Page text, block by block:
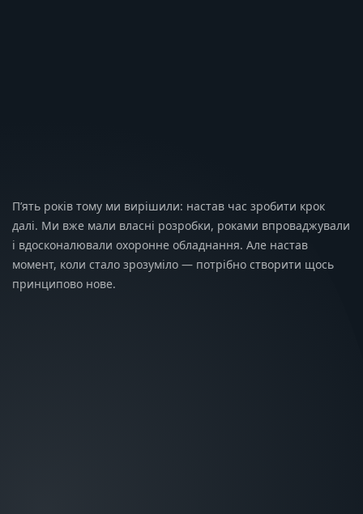
П’ять років тому ми вирішили: настав час зробити крок
далі. Ми вже мали власні розробки, роками впроваджували
і вдосконалювали охоронне обладнання. Але настав
момент, коли стало зрозуміло — потрібно створити щось
принципово нове.